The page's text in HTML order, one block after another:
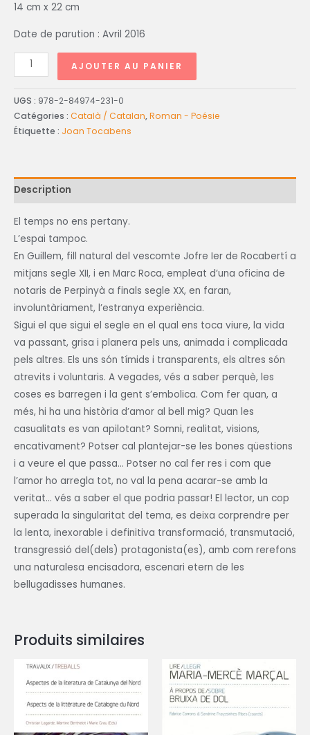
14 cm x 22 cm
Date de parution : Avril 2016
AJOUTER AU PANIER
UGS : 978-2-84974-231-0
Catégories : Català / Catalan,Roman - Poésie
Étiquette : Joan Tocabens
Description
El temps no ens pertany.
L’espai tampoc.
En Guillem, fill natural del vescomte Jofre Ier de Rocabertí a
mitjans segle XII, i en Marc Roca, empleat d’una oficina de
notaris de Perpinyà a finals segle XX, en faran,
involuntàriament, l’estranya experiència.
Sigui el que sigui el segle en el qual ens toca viure, la vida
va passant, grisa i planera pels uns, animada i complicada
pels altres. Els uns són tímids i transparents, els altres són
atrevits i voluntaris. A vegades, vés a saber perquè, les
coses es barregen i la gent s’embolica. Com fer quan, a
més, hi ha una història d’amor al bell mig? Quan les
casualitats es van apilotant? Somni, realitat, visions,
encativament? Potser cal plantejar-se les bones qüestions
i a veure el que passa… Potser no cal fer res i com que
l’amor ho arregla tot, no val la pena acarar-se amb la
veritat… vés a saber el que podria passar! El lector, un cop
superada la singularitat del tema, es deixa corprendre per
la lenta, inexorable i definitiva transformació, transmutació,
transgressió del(dels) protagonista(es), amb com rerefons
una naturalesa encisadora, escenari etern de les
bellugadisses humanes.
Produits similaires